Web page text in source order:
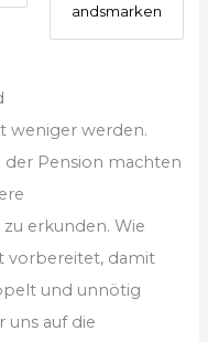
andsmarken
weniger werden.
der Pension machten
erkunden. Wie
vorbereitet, damit
und unnötig
uns auf die